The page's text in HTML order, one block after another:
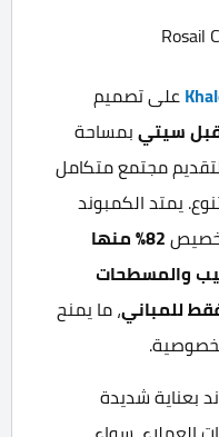
على تصميم
سيتيبمساحة
مجتمع متكامل
يمتد الكمبوند
82% منها
والمسطحات
للمباني، ما يمنح
بعناية شديدة